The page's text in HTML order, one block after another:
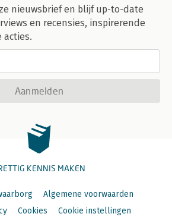
nieuwsbrief en blijf up-to-date
en recensies, inspirerende
acties.
Aanmelden
KENNIS MAKEN
Algemene voorwaarden
Cookies Cookie instellingen